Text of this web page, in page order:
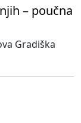
– poučna
Gradiška